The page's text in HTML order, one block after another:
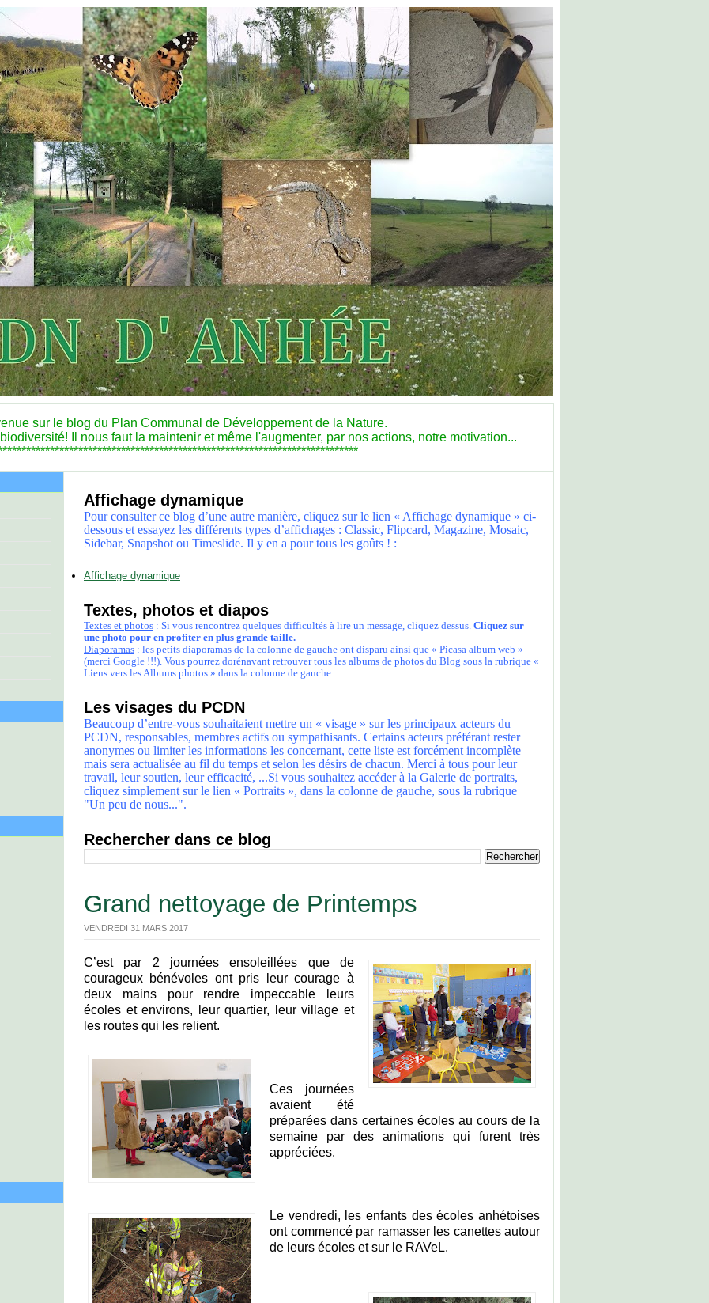
sur le blog du Plan Communal de Développement de la Nature.
Il nous faut la maintenir et même l'augmenter, par nos actions, notre motivation...
Affichage dynamique
Pour consulter ce blog d’une autre manière, cliquez sur le lien « Affichage dynamique » ci-
dessous et essayez les différents types d’affichages : Classic, Flipcard, Magazine, Mosaic,
Sidebar, Snapshot ou Timeslide. Il y en a pour tous les goûts ! :
Affichage dynamique
Textes, photos et diapos
Textes et photos : Si vous rencontrez quelques difficultés à lire un message, cliquez dessus. Cliquez sur
une photo pour en profiter en plus grande taille.
Diaporamas : les petits diaporamas de la colonne de gauche ont disparu ainsi que « Picasa album web »
(merci Google !!!). Vous pourrez dorénavant retrouver tous les albums de photos du Blog sous la rubrique «
Liens vers les Albums photos » dans la colonne de gauche.
Les visages du PCDN
Beaucoup d’entre-vous souhaitaient mettre un « visage » sur les principaux acteurs du
PCDN, responsables, membres actifs ou sympathisants. Certains acteurs préférant rester
anonymes ou limiter les informations les concernant, cette liste est forcément incomplète
mais sera actualisée au fil du temps et selon les désirs de chacun. Merci à tous pour leur
travail, leur soutien, leur efficacité, ...Si vous souhaitez accéder à la Galerie de portraits,
cliquez simplement sur le lien « Portraits », dans la colonne de gauche, sous la rubrique
"Un peu de nous...".
Rechercher dans ce blog
Grand nettoyage de Printemps
VENDREDI 31 MARS 2017
C’est par 2 journées ensoleillées que de
courageux bénévoles ont pris leur courage à
deux mains pour rendre impeccable leurs
écoles et environs, leur quartier, leur village et
les routes qui les relient.
Ces journées
avaient été
préparées dans certaines écoles au cours de la
semaine par des animations qui furent très
appréciées.
Le vendredi, les enfants des écoles anhétoises
ont commencé par ramasser les canettes autour
de leurs écoles et sur le RAVeL.